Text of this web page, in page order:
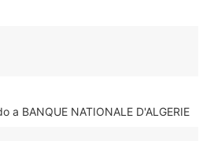
a BANQUE NATIONALE D'ALGERIE